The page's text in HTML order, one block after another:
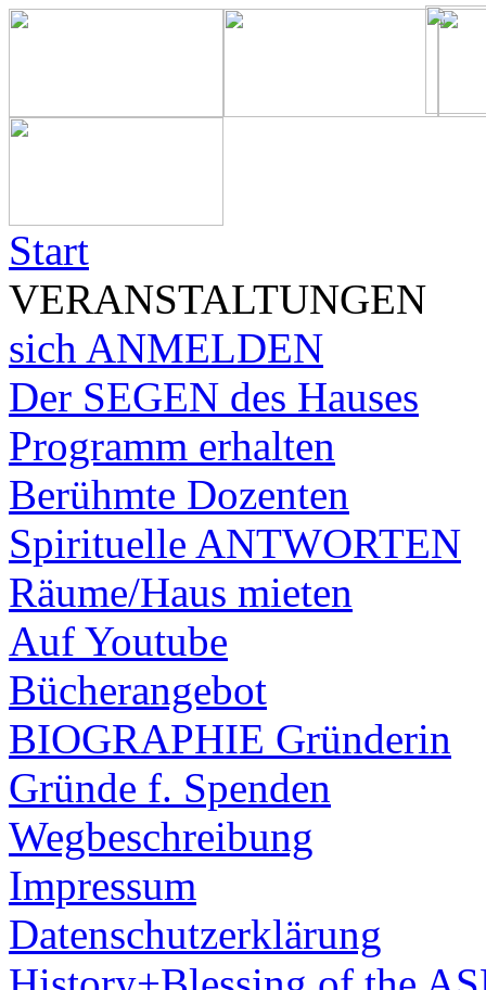
Start
VERANSTALTUNGEN
sich ANMELDEN
Der SEGEN des Hauses
Programm erhalten
Berühmte Dozenten
Spirituelle ANTWORTEN
Räume/Haus mieten
Auf Youtube
Bücherangebot
BIOGRAPHIE Gründerin
Gründe f. Spenden
Wegbeschreibung
Impressum
Datenschutzerklärung